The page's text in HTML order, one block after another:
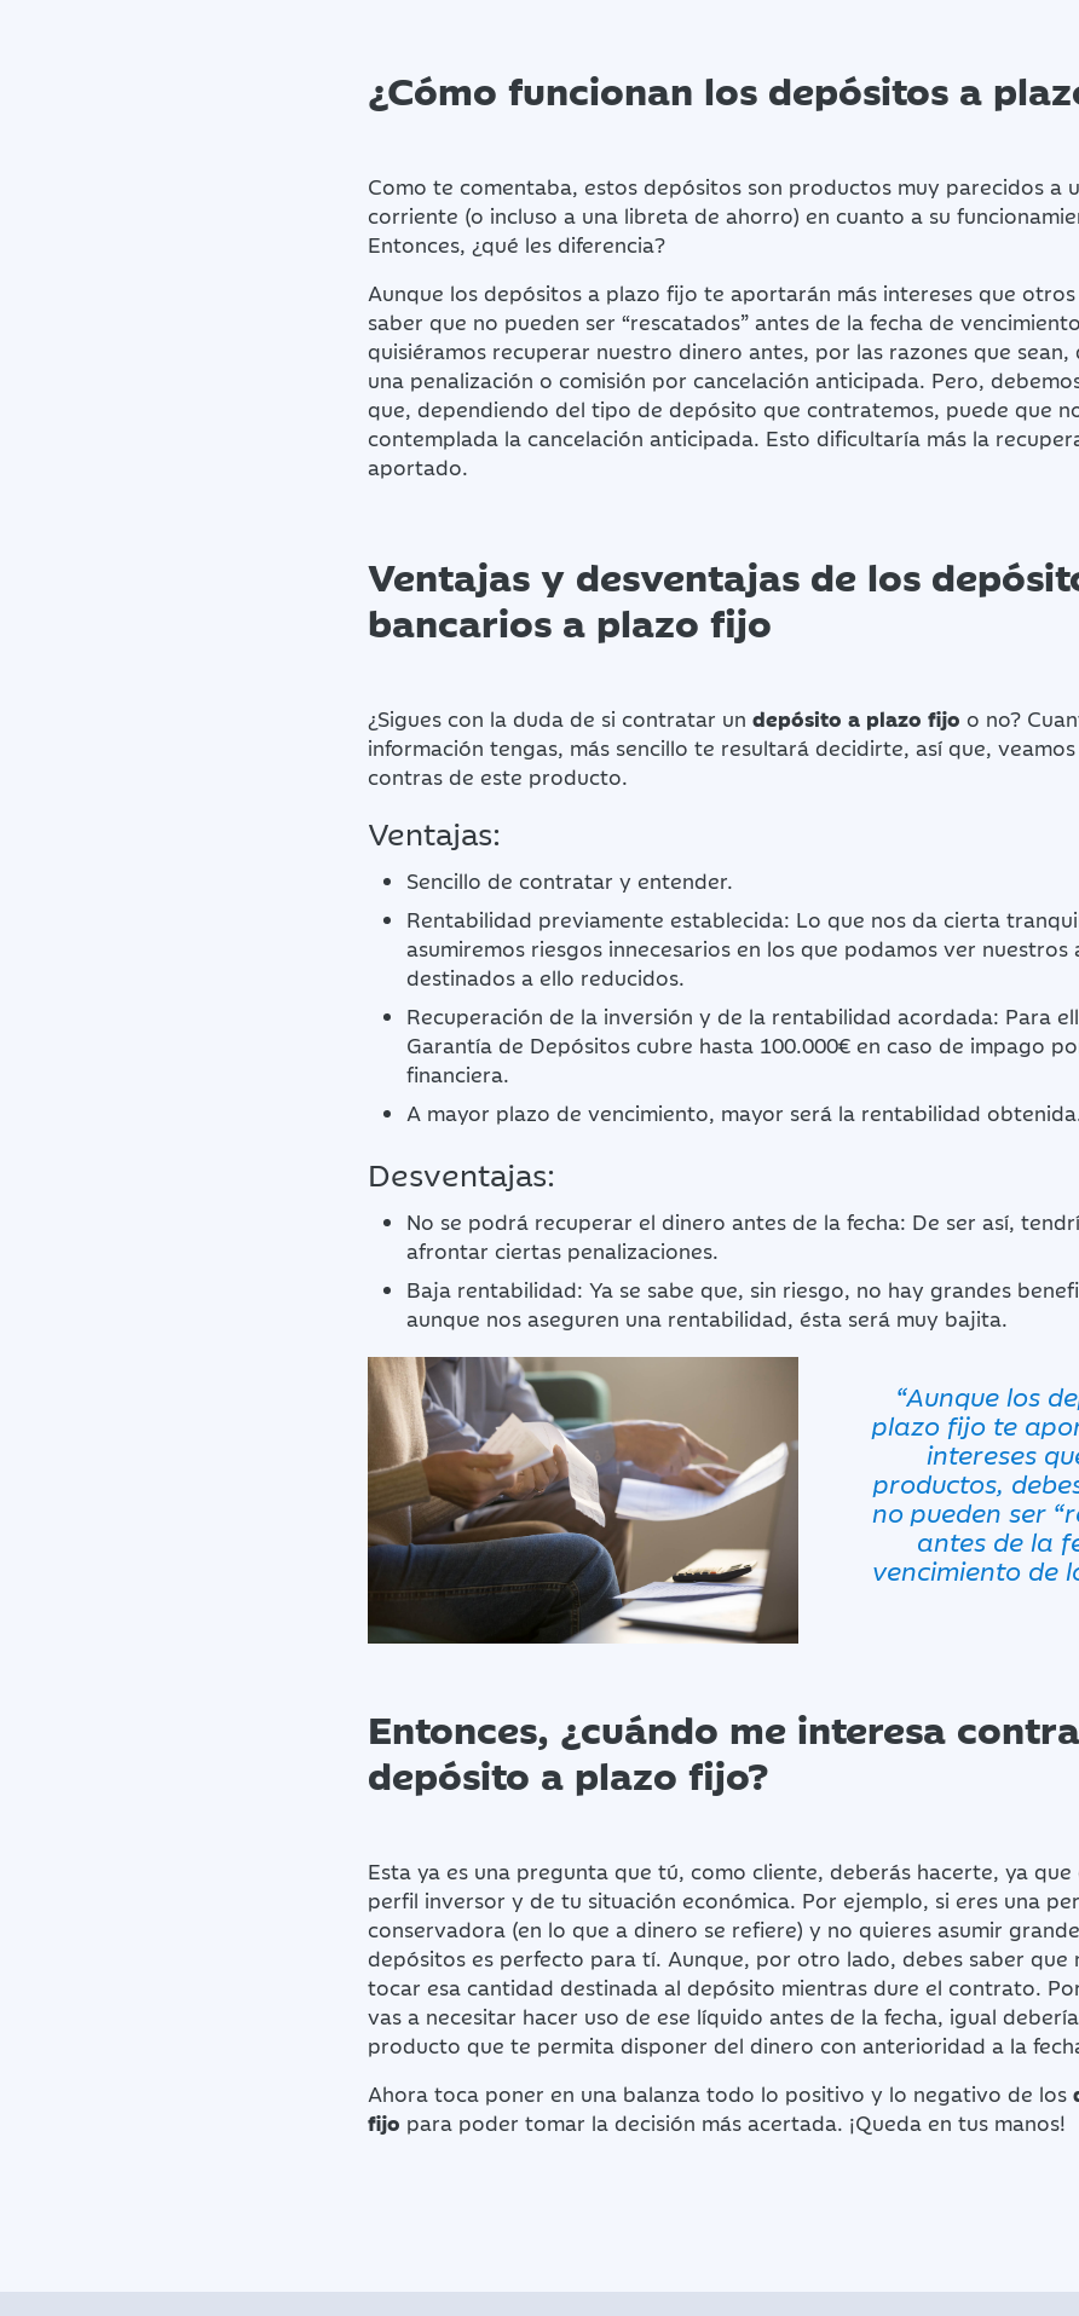
¿Cómo funcionan los depósitos a
Como te comentaba, estos depósitos son productos muy parecidos a
corriente (o incluso a una libreta de ahorro) en cuanto a su
Entonces, ¿qué les diferencia?
Aunque los depósitos a plazo fijo te aportarán más intereses que
saber que no pueden ser “rescatados” antes de la fecha de
quisiéramos recuperar nuestro dinero antes, por las razones que
una penalización o comisión por cancelación anticipada. Pero,
que, dependiendo del tipo de depósito que contratemos, puede que
contemplada la cancelación anticipada. Esto dificultaría más la
aportado.
Ventajas y desventajas de los
bancarios a plazo fijo
¿Sigues con la duda de si contratar un depósito a plazo fijo o no?
información tengas, más sencillo te resultará decidirte, así que,
contras de este producto.
Ventajas:
Sencillo de contratar y entender.
Rentabilidad previamente establecida: Lo que nos da cierta
asumiremos riesgos innecesarios en los que podamos ver nuestros
destinados a ello reducidos.
Recuperación de la inversión y de la rentabilidad acordada: Para
Garantía de Depósitos cubre hasta 100.000€ en caso de impago
financiera.
A mayor plazo de vencimiento, mayor será la rentabilidad
Desventajas:
No se podrá recuperar el dinero antes de la fecha: De ser así,
afrontar ciertas penalizaciones.
Baja rentabilidad: Ya se sabe que, sin riesgo, no hay grandes
aunque nos aseguren una rentabilidad, ésta será muy bajita.
“Aunque los
plazo fijo te
intereses
productos,
no pueden ser
antes de la
vencimiento de
Entonces, ¿cuándo me interesa
depósito a plazo fijo?
Esta ya es una pregunta que tú, como cliente, deberás hacerte, ya
perfil inversor y de tu situación económica. Por ejemplo, si eres una
conservadora (en lo que a dinero se refiere) y no quieres asumir
depósitos es perfecto para tí. Aunque, por otro lado, debes saber que
tocar esa cantidad destinada al depósito mientras dure el contrato.
vas a necesitar hacer uso de ese líquido antes de la fecha, igual
producto que te permita disponer del dinero con anterioridad a la
Ahora toca poner en una balanza todo lo positivo y lo negativo de los
fijo para poder tomar la decisión más acertada. ¡Queda en tus manos!